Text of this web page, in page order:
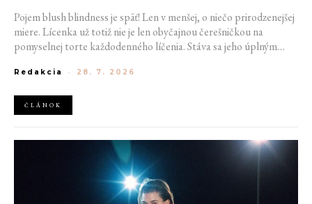
Pojem blush blindness je späť! Len v menšej, o niečo prirodzenejšej
miere. Lícenka už totiž nie je len obyčajnou čerešničkou na
pomyselnej torte každodenného líčenia. Stáva sa jeho úplným
sviežosť, ktorú žiadny iný produkt napodobniť nedokáže. Termín
aktuálnym trendom.
Redakcia - 28. 7. 2026
ČLÁNOK